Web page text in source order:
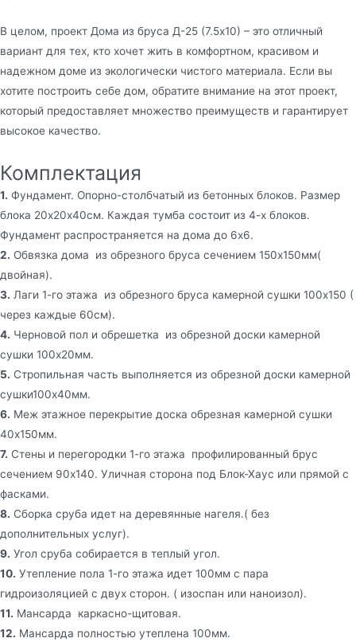
В целом, проект Дома из бруса Д-25 (7.5х10) – это отличный
вариант для тех, кто хочет жить в комфортном, красивом и
надежном доме из экологически чистого материала. Если вы
хотите построить себе дом, обратите внимание на этот проект,
который предоставляет множество преимуществ и гарантирует
высокое качество.
Комплектация
1. Фундамент. Опорно-столбчатый из бетонных блоков. Размер
блока 20х20х40см. Каждая тумба состоит из 4-х блоков.
Фундамент распространяется на дома до 6х6.
2. Обвязка дома из обрезного бруса сечением 150х150мм(
двойная).
3. Лаги 1-го этажа из обрезного бруса камерной сушки 100х150 (
через каждые 60см).
4. Черновой пол и обрешетка из обрезной доски камерной
сушки 100х20мм.
5. Стропильная часть выполняется из обрезной доски камерной
сушки100х40мм.
6. Меж этажное перекрытие доска обрезная камерной сушки
40х150мм.
7. Стены и перегородки 1-го этажа профилированный брус
сечением 90х140. Уличная сторона под Блок-Хаус или прямой с
фасками.
8. Сборка сруба идет на деревянные нагеля.( без
дополнительных услуг).
9. Угол сруба собирается в теплый угол.
10. Утепление пола 1-го этажа идет 100мм с пара
гидроизоляцией с двух сторон. ( изоспан или наноизол).
11. Мансарда каркасно-щитовая.
12. Мансарда полностью утеплена 100мм.